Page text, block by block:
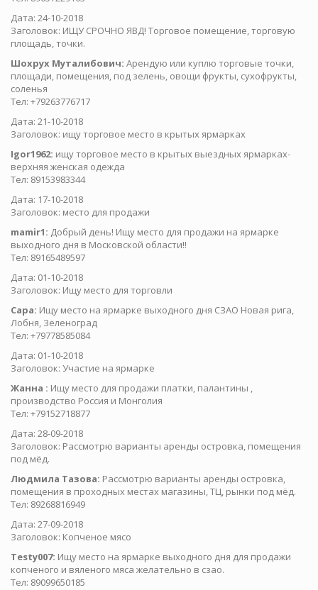
Дата: 24-10-2018
Заголовок: ИЩУ СРОЧНО ЯВД! Торговое помещение, торговую
площадь, точки.
Шохрух Муталибович: Арендую или куплю торговые точки,
площади, помещения, под зелень, овощи фрукты, сухофрукты,
соленья
Тел: +79263776717
Дата: 21-10-2018
Заголовок: ищу торговое место в крытых ярмарках
Igor1962: ищу торговое место в крытых выездных ярмарках-
верхняя женская одежда
Тел: 89153983344
Дата: 17-10-2018
Заголовок: место для продажи
mamir1: Добрый день! Ищу место для продажи на ярмарке
выходного дня в Московской области!!
Тел: 89165489597
Дата: 01-10-2018
Заголовок: Ищу место для торговли
Сара: Ищу место на ярмарке выходного дня СЗАО Новая рига,
Лобня, Зеленоград
Тел: +79778585084
Дата: 01-10-2018
Заголовок: Участие на ярмарке
Жанна : Ищу место для продажи платки, палантины ,
производство Россия и Монголия
Тел: +79152718877
Дата: 28-09-2018
Заголовок: Рассмотрю варианты аренды островка, помещения
под мёд.
Людмила Тазова: Рассмотрю варианты аренды островка,
помещения в проходных местах магазины, ТЦ, рынки под мёд.
Тел: 89268816949
Дата: 27-09-2018
Заголовок: Копченое мясо
Testy007: Ищу место на ярмарке выходного дня для продажи
копченого и вяленого мяса желательно в сзао.
Тел: 89099650185